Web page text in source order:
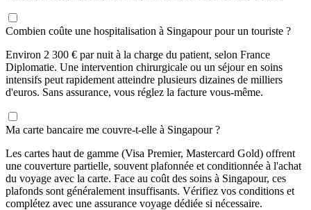
Combien coûte une hospitalisation à Singapour pour un touriste ?
Environ 2 300 € par nuit à la charge du patient, selon France
Diplomatie. Une intervention chirurgicale ou un séjour en soins
intensifs peut rapidement atteindre plusieurs dizaines de milliers
d'euros. Sans assurance, vous réglez la facture vous-même.
Ma carte bancaire me couvre-t-elle à Singapour ?
Les cartes haut de gamme (Visa Premier, Mastercard Gold) offrent
une couverture partielle, souvent plafonnée et conditionnée à l'achat
du voyage avec la carte. Face au coût des soins à Singapour, ces
plafonds sont généralement insuffisants. Vérifiez vos conditions et
complétez avec une assurance voyage dédiée si nécessaire.